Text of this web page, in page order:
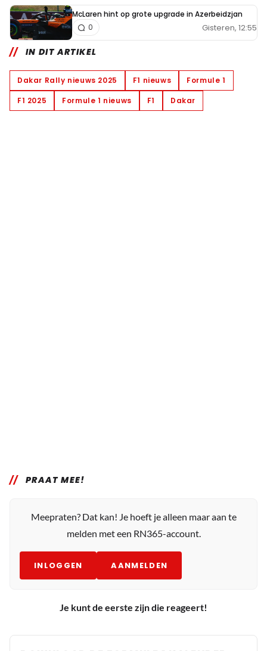
McLaren hint op grote upgrade in Azerbeidzjan
Gisteren, 12:55
0
IN DIT ARTIKEL
Dakar Rally nieuws 2025 F1 nieuws
Formule 1
F1 2025
Formule 1 nieuws F1 Dakar
PRAAT MEE!
Meepraten? Dat kan! Je hoeft je alleen maar aan te
melden met een RN365-account.
INLOGGEN AANMELDEN
Je kunt de eerste zijn die reageert!